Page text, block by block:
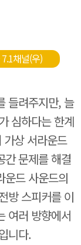
채널(우)
들려주지만, 늘
심하다는 한계
상 서라운드
간 문제를 해결
운드 사운드의
방 스피커를 이
여러 방향에서
니다.